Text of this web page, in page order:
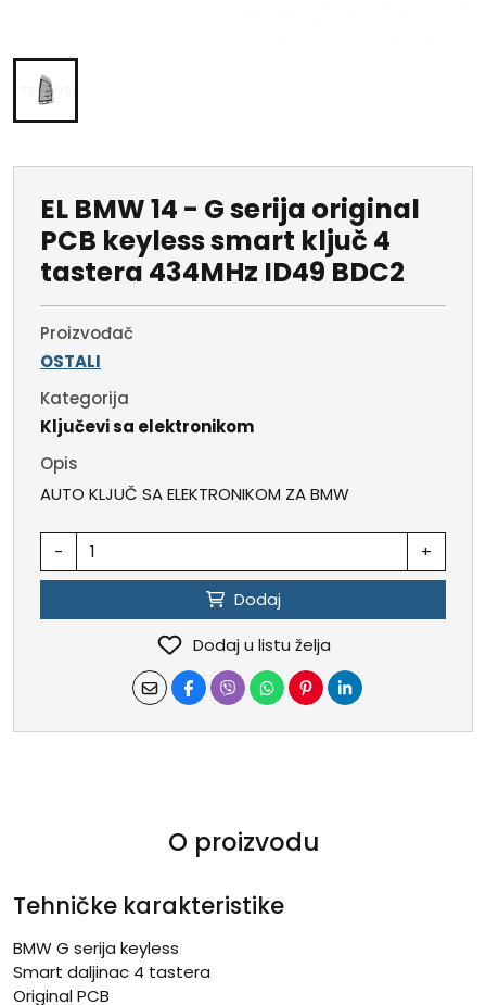
EL BMW 14 - G serija original
PCB keyless smart ključ 4
tastera 434MHz ID49 BDC2
Proizvođač
OSTALI
Kategorija
Ključevi sa elektronikom
Opis
AUTO KLJUČ SA ELEKTRONIKOM ZA BMW
- +
Dodaj
Dodaj u listu želja
O proizvodu
Tehničke karakteristike
BMW G serija keyless
Smart daljinac 4 tastera
Original PCB